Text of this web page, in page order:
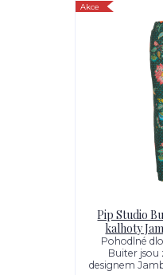
Akce
Pip Studio
kalhoty
Pohodlné
Buiter jsou
designem